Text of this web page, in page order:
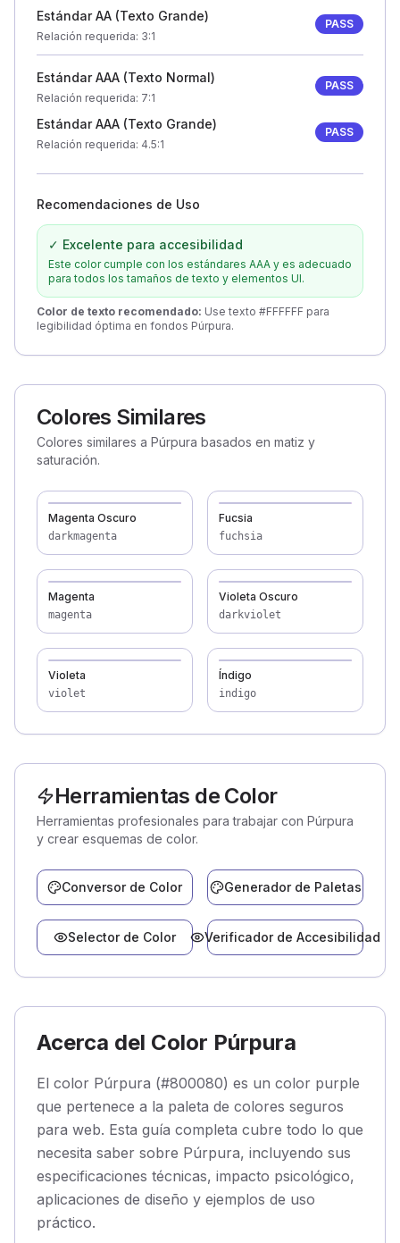
Estándar AA (Texto Grande)
Relación requerida: 3:1
PASS
Estándar AAA (Texto Normal)
Relación requerida: 7:1
PASS
Estándar AAA (Texto Grande)
Relación requerida: 4.5:1
PASS
Recomendaciones de Uso
✓ Excelente para accesibilidad
Este color cumple con los estándares AAA y es adecuado
para todos los tamaños de texto y elementos UI.
Color de texto recomendado: Use texto #FFFFFF para
legibilidad óptima en fondos Púrpura.
Colores Similares
Colores similares a Púrpura basados en matiz y
saturación.
Magenta Oscuro
darkmagenta
Fucsia
fuchsia
Magenta
magenta
Violeta Oscuro
darkviolet
Violeta
violet
Índigo
indigo
Herramientas de Color
Herramientas profesionales para trabajar con Púrpura
y crear esquemas de color.
Conversor de Color Generador de Paletas
Selector de Color Verificador de Accesibilidad
Acerca del Color Púrpura
El color Púrpura (#800080) es un color purple
que pertenece a la paleta de colores seguros
para web. Esta guía completa cubre todo lo que
necesita saber sobre Púrpura, incluyendo sus
especificaciones técnicas, impacto psicológico,
aplicaciones de diseño y ejemplos de uso
práctico.